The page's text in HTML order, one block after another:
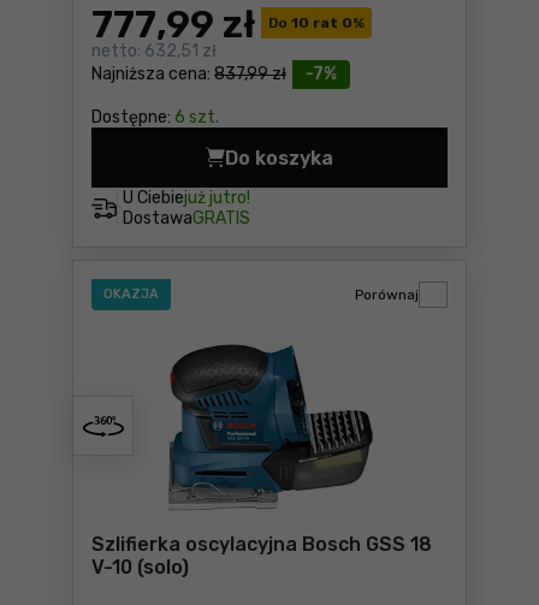
Do 10 rat 0%
-7%
Najniższa cena: 837,99 zł
777,99 zł
netto: 632,51 zł
Dostępne: 6 szt.
U Ciebiejuż jutro!
DostawaGRATIS
Do koszyka
Narzędzie wielofunkcyjne
OKAZJA
Szlifierka oscylacyjna Bosch GSS 18
V-10 (solo)
Porównaj